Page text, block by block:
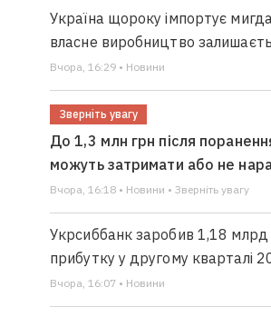
Україна щороку імпортує
власне виробництво
Вчора, 16:29 • Новини
Зверніть увагу
До 1,3 млн грн після
можуть затримати або не
Вчора, 16:18 • Новини • Зверніть увагу
Укрсиббанк заробив 1,18 млрд
прибутку у другому кварталі
Вчора, 16:07 • Новини